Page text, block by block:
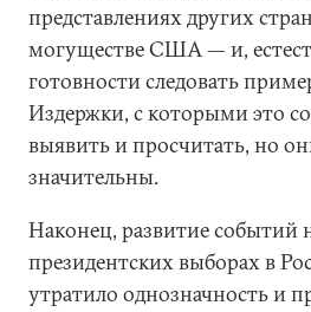
представлениях других
могуществе США — и,
готовности следовать
Издержки, с которыми это
выявить и просчитать, но
значительны.
Наконец, развитие событий
президентских выборах в
утратило однозначность и